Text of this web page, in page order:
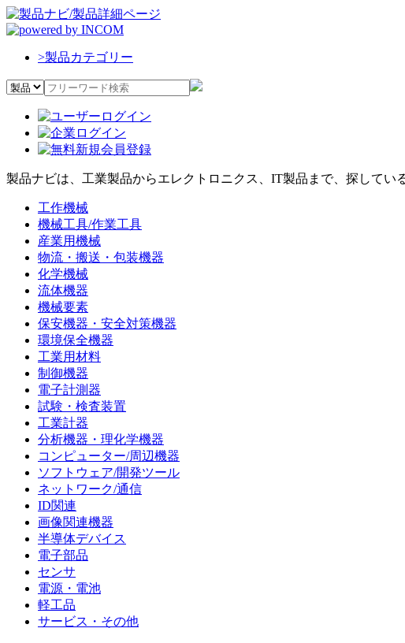
>製品カテゴリー
製品ナビは、工業製品からエレクトロニクス、IT製品まで、探してい
工作機械
機械工具/作業工具
産業用機械
物流・搬送・包装機器
化学機械
流体機器
機械要素
保安機器・安全対策機器
環境保全機器
工業用材料
制御機器
電子計測器
試験・検査装置
工業計器
分析機器・理化学機器
コンピューター/周辺機器
ソフトウェア/開発ツール
ネットワーク/通信
ID関連
画像関連機器
半導体デバイス
電子部品
センサ
電源・電池
軽工品
サービス・その他